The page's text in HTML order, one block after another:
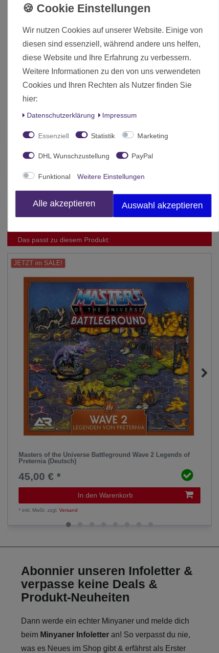
Produktmerkmale:
Artikelnummer:ARCD0001
EAN-Nummer:5901414672287
Zustand:Neuware, original verpackt
Zustand Neu
Hersteller Archon Studio
Das passt zu diesem Produkt:
JETZT im SALE!
Masters of the Universe Battleground Wave 2 Legends of
Preternia (Deutsch)
45,00 € *
In den Warenkorb
*inkl. MwSt. zzgl.Versand
Abonnier unseren Infoletter &
verpasse keine Deals &
Produkt-Neuheiten
Dann werde ein echter Minyaner und melde dich
beim Minyaner Infoletter an! So verpasst du nie,
was es Neues im Shop gibt & erfährst als Erster
Wir nutzen Cookies auf unserer Website. Einige von
diesen sind essenziell, während andere uns helfen,
diese Website und Ihre Erfahrung zu verbessern.
Weitere Informationen zu den von uns verwendeten
Cookies und Ihren Rechten als Nutzer finden Sie
hier:
Daten­schutz­erklärung Impressum
Essenziell Statistik Marketing
DHL Wunschzustellung PayPal
Funktional Weitere Einstellungen
Alle akzeptieren Auswahl akzeptieren